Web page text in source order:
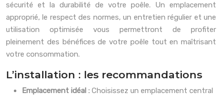
sécurité et la durabilité de votre poêle. Un emplacement
approprié, le respect des normes, un entretien régulier et une
utilisation optimisée vous permettront de profiter
pleinement des bénéfices de votre poêle tout en maîtrisant
votre consommation.
L’installation : les recommandations
Emplacement idéal : Choisissez un emplacement central